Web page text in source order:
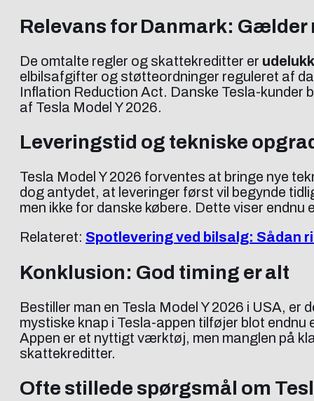
Relevans for Danmark: Gælder
De omtalte regler og skattekreditter er
elbilsafgifter og støtteordninger reguleret af
Inflation Reduction Act. Danske Tesla-kunder
af Tesla Model Y 2026.
Leveringstid og tekniske
Tesla Model Y 2026 forventes at bringe nye
dog antydet, at leveringer først vil begynde
men ikke for danske købere. Dette viser
Relateret: Spotlevering ved bilsalg: Sådan
Konklusion: God timing er alt
Bestiller man en Tesla Model Y 2026 i USA,
mystiske knap i Tesla-appen tilføjer blot
Appen er et nyttigt værktøj, men manglen på
skattekreditter.
Ofte stillede spørgsmål om